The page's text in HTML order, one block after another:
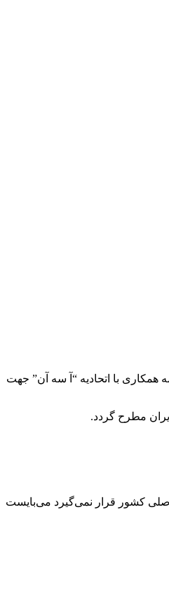
با اتحادیه “آ سه آن” جهت
مطرح گردد.
کشور قرار نمی‌گیرد می‌بایست